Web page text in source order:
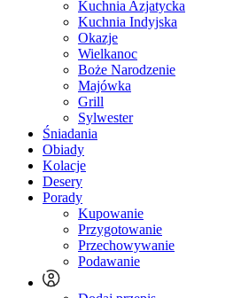
Kuchnia Azjatycka
Kuchnia Indyjska
Okazje
Wielkanoc
Boże Narodzenie
Majówka
Grill
Sylwester
Śniadania
Obiady
Kolacje
Desery
Porady
Kupowanie
Przygotowanie
Przechowywanie
Podawanie